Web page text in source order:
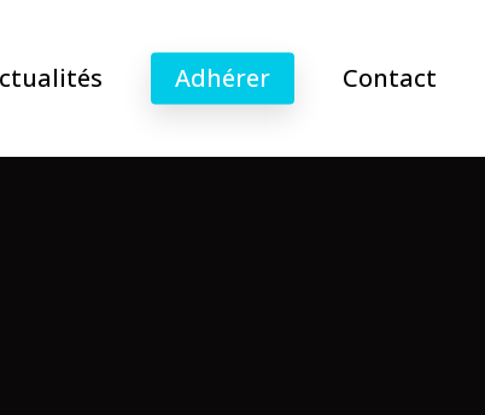
Adhérer Contact